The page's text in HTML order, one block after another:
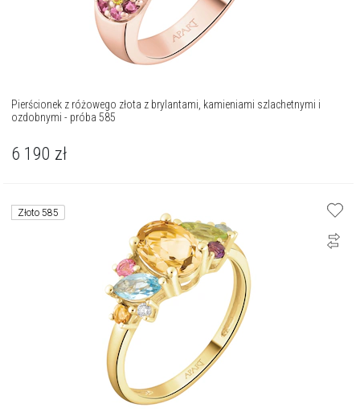
Pierścionek z różowego złota z brylantami, kamieniami szlachetnymi i
ozdobnymi - próba 585
6 190 zł
Złoto 585